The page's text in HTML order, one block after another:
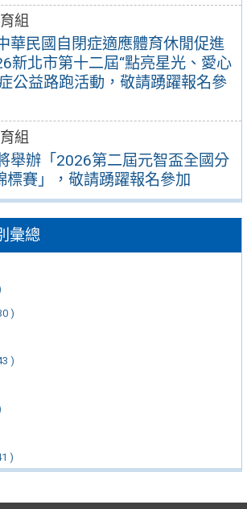
組
華民國自閉症適應體育休閒促進
新北市第十二屆“點亮星光、愛心
公益路跑活動，敬請踴躍報名參
組
舉辦「2026第二屆元智盃全國分
標賽」，敬請踴躍報名參加
彙總
)
)
)